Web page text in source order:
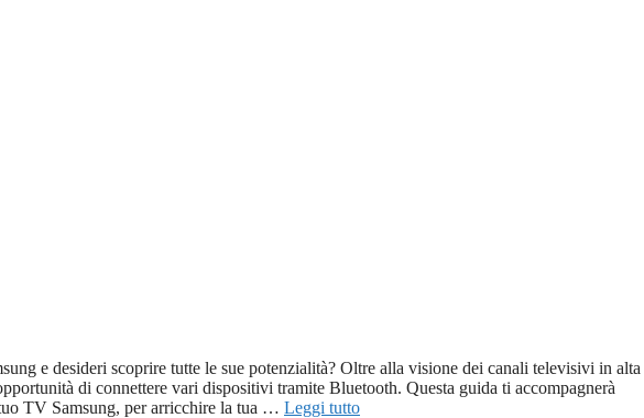
e desideri scoprire tutte le sue potenzialità? Oltre alla visione dei canali televisivi in alta
di connettere vari dispositivi tramite Bluetooth. Questa guida ti accompagnerà
TV Samsung, per arricchire la tua … Leggi tutto